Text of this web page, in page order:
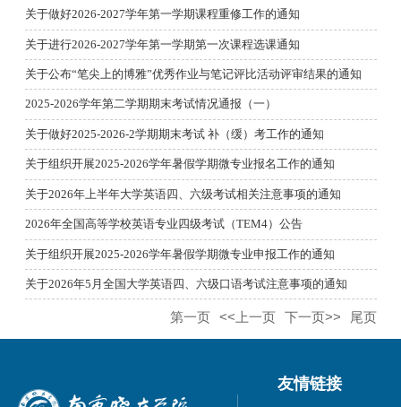
关于做好2026-2027学年第一学期课程重修工作的通知
关于进行2026-2027学年第一学期第一次课程选课通知
关于公布“笔尖上的博雅”优秀作业与笔记评比活动评审结果的通知
2025-2026学年第二学期期末考试情况通报（一）
关于做好2025-2026-2学期期末考试 补（缓）考工作的通知
关于组织开展2025-2026学年暑假学期微专业报名工作的通知
关于2026年上半年大学英语四、六级考试相关注意事项的通知
2026年全国高等学校英语专业四级考试（TEM4）公告
关于组织开展2025-2026学年暑假学期微专业申报工作的通知
关于2026年5月全国大学英语四、六级口语考试注意事项的通知
第一页 <<上一页 下一页>> 尾页
友情链接